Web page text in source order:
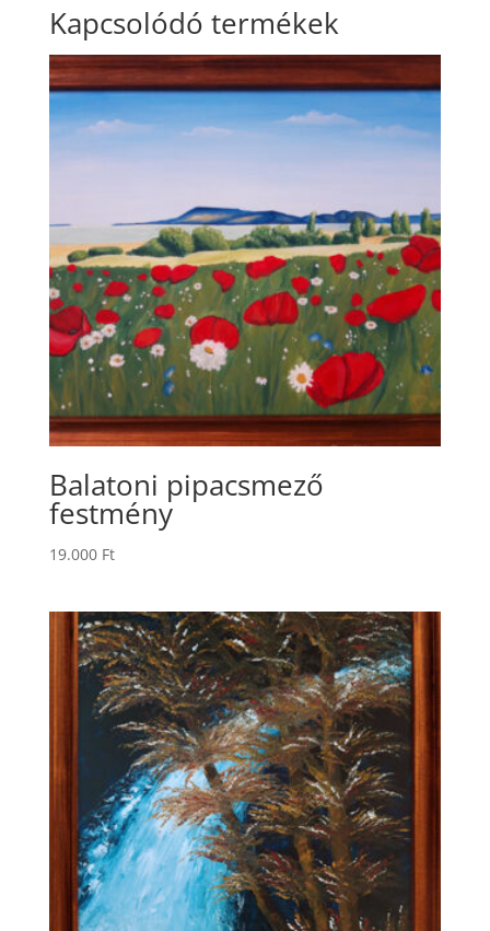
Kapcsolódó termékek
Balatoni pipacsmező
festmény
19.000 Ft